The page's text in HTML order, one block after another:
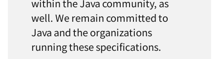
within the Java community, as
well. We remain committed to
Java and the organizations
running these specifications.